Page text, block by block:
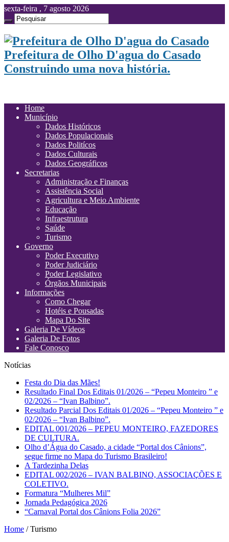
sexta-feira , 7 agosto 2026
Prefeitura de Olho D'agua do Casado
Construindo uma nova história.
Home
Município
Dados Históricos
Dados Populacionais
Dados Politícos
Dados Culturais
Dados Geográficos
Secretarias
Administração e Finanças
Assistência Social
Agricultura e Meio Ambiente
Educação
Infraestrutura
Saúde
Turismo
Governo
Poder Executivo
Poder Judiciário
Poder Legislativo
Órgãos Municipais
Informações
Como Chegar
Hotéis e Pousadas
Mapa Do Site
Galeria De Vídeos
Galeria De Fotos
Fale Conosco
Notícias
Festa do Dia das Mães!
Resultado Final Dos Editais 01/2026 – “Pepeu Monteiro ” e
02/2026 – “Ivan Balbino”.
Resultado Parcial Dos Editais 01/2026 – “Pepeu Monteiro ” e
02/2026 – “Ivan Balbino”.
EDITAL 001/2026 – PEPEU MONTEIRO, FAZEDORES
DE CULTURA.
Olho d’Água do Casado, a cidade “Portal dos Cânions”,
segue firme no Mapa do Turismo Brasileiro!
A Tardezinha Delas
EDITAL 002/2026 – IVAN BALBINO, ASSOCIAÇÕES E
COLETIVO.
Formatura “Mulheres Mil”
Jornada Pedagógica 2026
“Carnaval Portal dos Cânions Folia 2026”
Home / Turismo